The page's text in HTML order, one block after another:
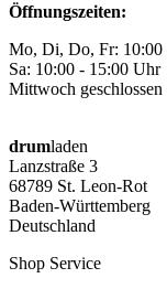
Öffnungszeiten:
Mo, Di, Do, Fr: 10:00
Sa: 10:00 - 15:00 Uhr
Mittwoch geschlossen
drumladen
Lanzstraße 3
68789 St. Leon-Rot
Baden-Württemberg
Deutschland
Shop Service